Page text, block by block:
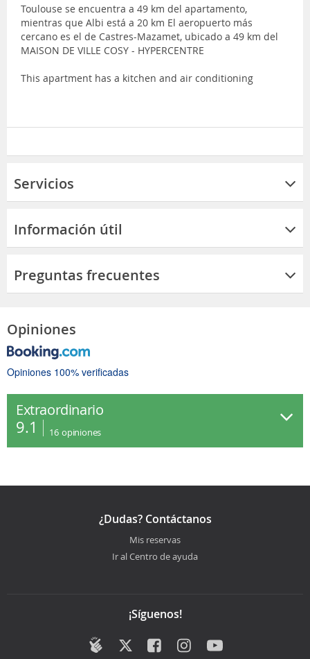
Toulouse se encuentra a 49 km del apartamento,
mientras que Albi está a 20 km El aeropuerto más
cercano es el de Castres-Mazamet, ubicado a 49 km del
MAISON DE VILLE COSY - HYPERCENTRE
This apartment has a kitchen and air conditioning
Servicios
Información útil
Preguntas frecuentes
Opiniones
Opiniones 100% verificadas
Extraordinario
9.1 16 opiniones
¿Dudas? Contáctanos
Mis reservas
Ir al Centro de ayuda
¡Síguenos!